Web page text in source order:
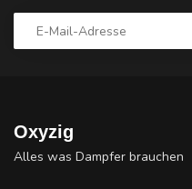
Oxyzig
Alles was Dampfer brauchen